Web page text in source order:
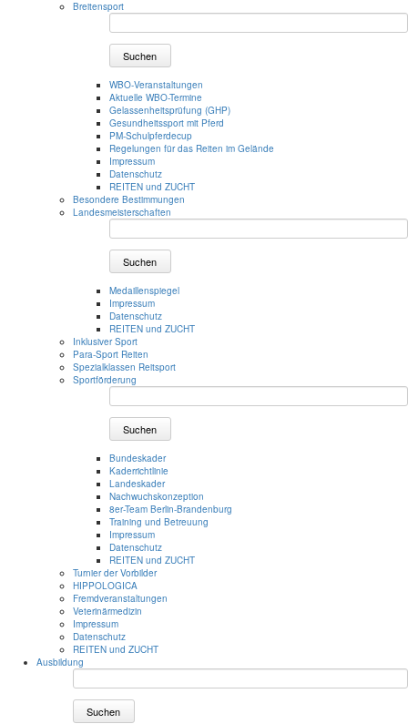
Breitensport
Suchen
WBO-Veranstaltungen
Aktuelle WBO-Termine
Gelassenheitsprüfung (GHP)
Gesundheitssport mit Pferd
PM-Schulpferdecup
Regelungen für das Reiten im Gelände
Impressum
Datenschutz
REITEN und ZUCHT
Besondere Bestimmungen
Landesmeisterschaften
Suchen
Medaillenspiegel
Impressum
Datenschutz
REITEN und ZUCHT
Inklusiver Sport
Para-Sport Reiten
Spezialklassen Reitsport
Sportförderung
Suchen
Bundeskader
Kaderrichtlinie
Landeskader
Nachwuchskonzeption
8er-Team Berlin-Brandenburg
Training und Betreuung
Impressum
Datenschutz
REITEN und ZUCHT
Turnier der Vorbilder
HIPPOLOGICA
Fremdveranstaltungen
Veterinärmedizin
Impressum
Datenschutz
REITEN und ZUCHT
Ausbildung
Suchen